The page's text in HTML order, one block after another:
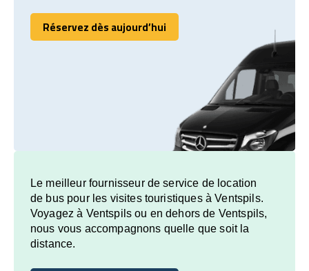
Réservez dès aujourd’hui
Réservez dès aujourd’hui
Le meilleur fournisseur de service de location
de bus pour les visites touristiques à Ventspils.
Voyagez à Ventspils ou en dehors de Ventspils,
nous vous accompagnons quelle que soit la
distance.